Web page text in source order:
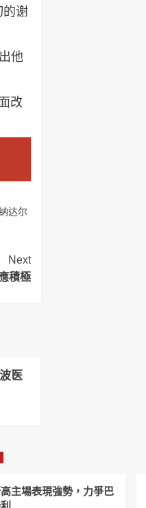
的谢
他
改
达尔
Next
積極
医
主場表現強勢，力爭巴